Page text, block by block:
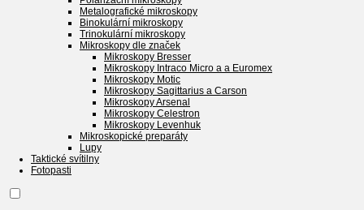
Metalografické mikroskopy
Binokulární mikroskopy
Trinokulární mikroskopy
Mikroskopy dle značek
Mikroskopy Bresser
Mikroskopy Intraco Micro a a Euromex
Mikroskopy Motic
Mikroskopy Sagittarius a Carson
Mikroskopy Arsenal
Mikroskopy Celestron
Mikroskopy Levenhuk
Mikroskopické preparáty
Lupy
Taktické svítilny
Fotopasti